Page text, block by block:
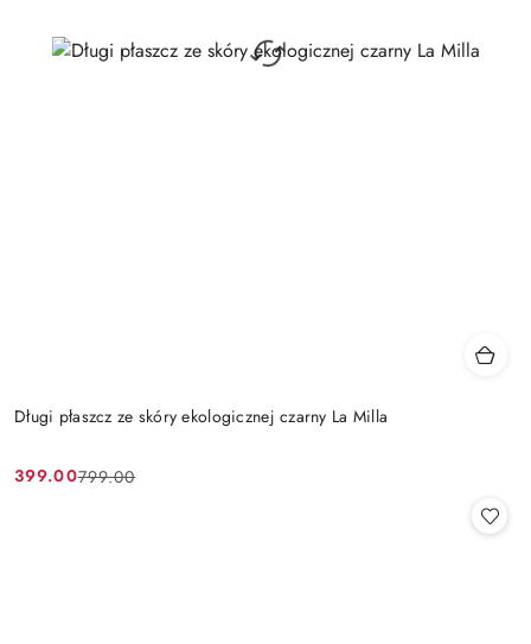
Długi płaszcz ze skóry ekologicznej czarny La Milla
Cena
399.00
Cena
799.00